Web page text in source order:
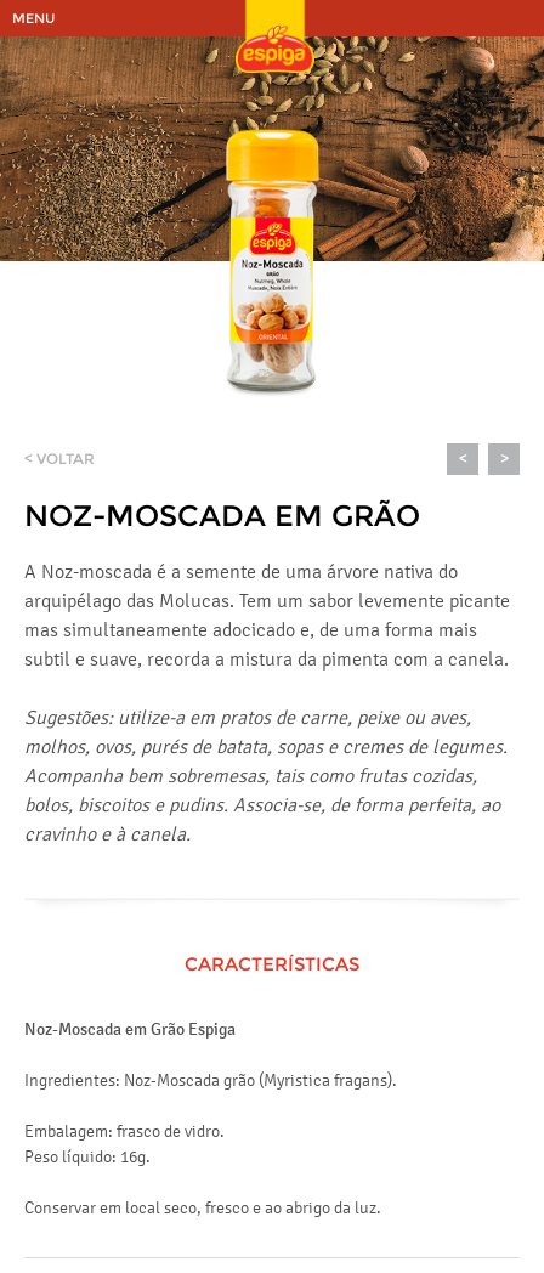
MENU
< VOLTAR < >
NOZ-MOSCADA EM GRÃO
A Noz-moscada é a semente de uma árvore nativa do
arquipélago das Molucas. Tem um sabor levemente picante
mas simultaneamente adocicado e, de uma forma mais
subtil e suave, recorda a mistura da pimenta com a canela.
Sugestões: utilize-a em pratos de carne, peixe ou aves,
molhos, ovos, purés de batata, sopas e cremes de legumes.
Acompanha bem sobremesas, tais como frutas cozidas,
bolos, biscoitos e pudins. Associa-se, de forma perfeita, ao
cravinho e à canela.
CARACTERÍSTICAS
Noz-Moscada em Grão Espiga
Ingredientes: Noz-Moscada grão (Myristica fragans).
Embalagem: frasco de vidro.
Peso líquido: 16g.
Conservar em local seco, fresco e ao abrigo da luz.